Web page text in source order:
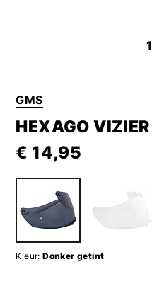
1
GMS
HEXAGO VIZIER
€ 14,95
Kleur: Donker getint